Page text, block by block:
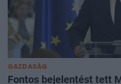
GAZDASÁG
Fontos bejelentést tett